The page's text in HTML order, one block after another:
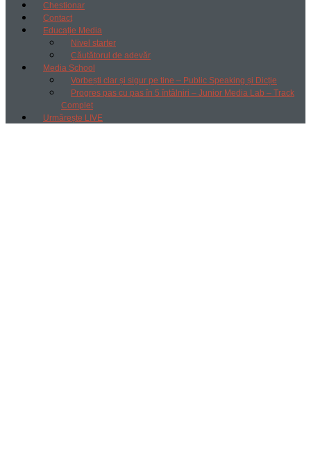
Chestionar
Contact
Educație Media
Nivel starter
Căutătorul de adevăr
Media School
Vorbești clar și sigur pe tine – Public Speaking și Dicție
Progres pas cu pas în 5 întâlniri – Junior Media Lab – Track
Complet
Urmărește LIVE